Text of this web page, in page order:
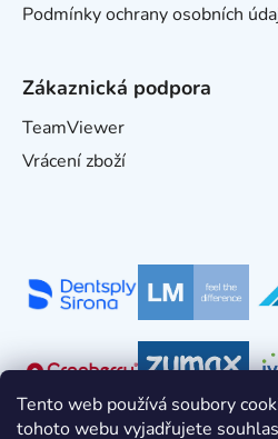
Tento web používá soubory
tohoto webu vyjadřujete
Podmínky ochrany osobních
Zákaznická podpora
TeamViewer
Vrácení zboží